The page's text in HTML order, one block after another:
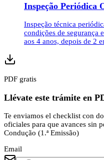
Inspeção Periódica
Inspeção técnica
condições de segurança
aos 4 anos, depois de 2
PDF gratis
Llévate este trámite en
Te enviamos el checklist con
oficiales para que avances sin
Condução (1.ª Emissão)
Email